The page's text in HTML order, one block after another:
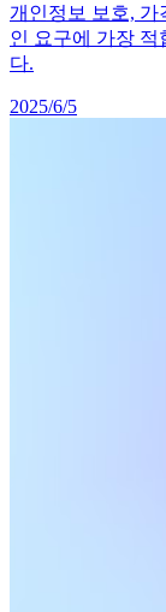
개인정보 보호, 가
인 요구에 가장 적
다.
2025/6/5